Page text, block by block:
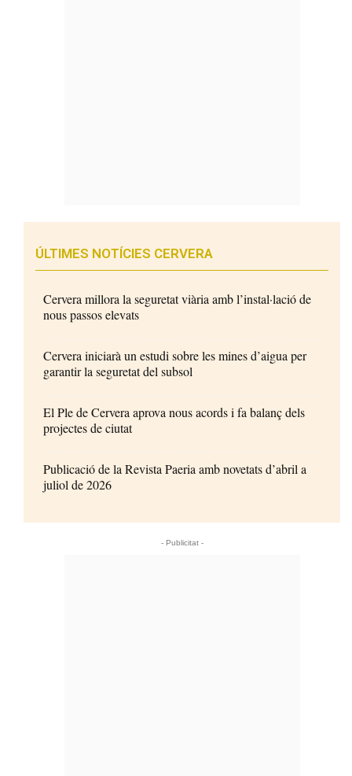
ÚLTIMES NOTÍCIES CERVERA
Cervera millora la seguretat viària amb l’instal·lació de
nous passos elevats
Cervera iniciarà un estudi sobre les mines d’aigua per
garantir la seguretat del subsol
El Ple de Cervera aprova nous acords i fa balanç dels
projectes de ciutat
Publicació de la Revista Paeria amb novetats d’abril a
juliol de 2026
- Publicitat -